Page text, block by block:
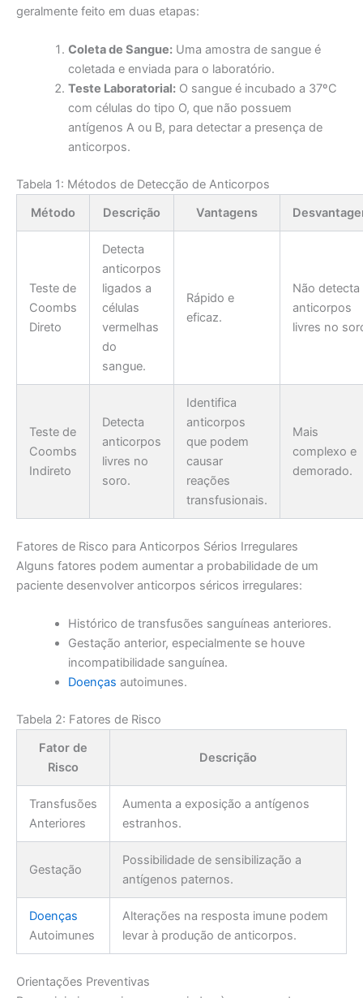
geralmente feito em duas etapas:
Coleta de Sangue:Uma amostra de sangue é
coletada e enviada para o laboratório.
Teste Laboratorial:O sangue é incubado a 37ºC
com células do tipo O, que não possuem
antígenos A ou B, para detectar a presença de
anticorpos.
Tabela 1: Métodos de Detecção de Anticorpos
Método
Descrição Vantagens
Teste de
Coombs
Direto
Detecta
anticorpos
ligados a
células
vermelhas
do
sangue.
Rápido e
eficaz.
Não detecta
anticorpos
livres no
Teste de
Coombs
Indireto
Detecta
anticorpos
livres no
soro.
Identifica
anticorpos
que podem
causar
reações
transfusionais.
Mais
complexo e
demorado.
Fatores de Risco para Anticorpos Sérios Irregulares
Alguns fatores podem aumentar a probabilidade de um
paciente desenvolver anticorpos séricos irregulares:
Histórico de transfusões sanguíneas anteriores.
Gestação anterior, especialmente se houve
incompatibilidade sanguínea.
Doenças autoimunes.
Tabela 2: Fatores de Risco
Fator de
Risco
Descrição
Transfusões
Anteriores
Aumenta a exposição a antígenos
estranhos.
Gestação
Possibilidade de sensibilização a
antígenos paternos.
Doenças
Autoimunes
Alterações na resposta imune podem
levar à produção de anticorpos.
Orientações Preventivas